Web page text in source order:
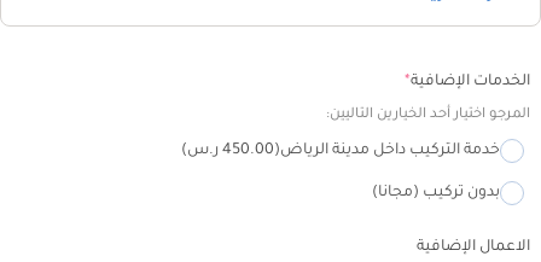
الخدمات الإضافية*
المرجو اختيار أحد الخيارين التاليين:
خدمة التركيب داخل مدينة الرياض(450.00 ر.س)
بدون تركيب (مجانا)
الاعمال الإضافية